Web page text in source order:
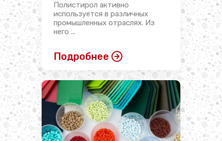
Полистирол активно
используется в различных
промышленных отраслях. Из
него ...
Подробнее